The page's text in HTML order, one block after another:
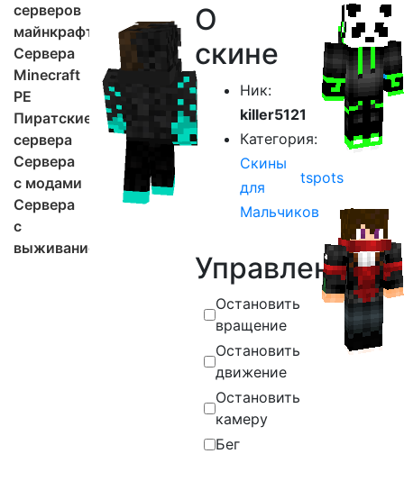
серверов
майнкрафт
Сервера
Minecraft
PE
Пиратские
сервера
Сервера
с модами
Сервера
с
выживанием
О
скине
Ник:
killer5121
Категория:
Скины
для
Мальчиков
Управление
Остановить
вращение
Остановить
движение
Остановить
камеру
Бег
tspots